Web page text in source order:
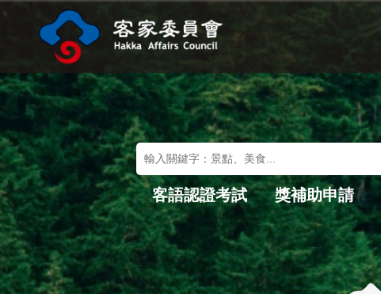
進入內容區塊
關鍵字搜尋
客語認證考試 獎補助申請